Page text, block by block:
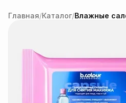
Главная/Каталог/Влажные